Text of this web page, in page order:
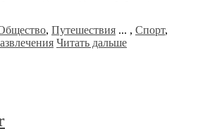
, Путешествия ... , Спорт,
Читать дальше